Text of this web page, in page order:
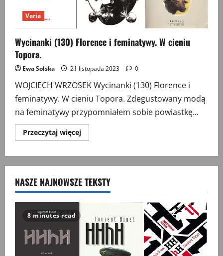
Varia
Wycinanki (130) Florence i feminatywy. W cieniu
Topora.
Ewa Solska 21 listopada 2023 0
WOJCIECH WRZOSEK Wycinanki (130) Florence i
feminatywy. W cieniu Topora. Zdegustowany modą
na feminatywy przypomniałem sobie powiastkę...
Przeczytaj więcejPrzeczytaj
więcej
Florence
feminatywy.
W
cieniu
NASZE NAJNOWSZE TEKSTY
8 minutes read